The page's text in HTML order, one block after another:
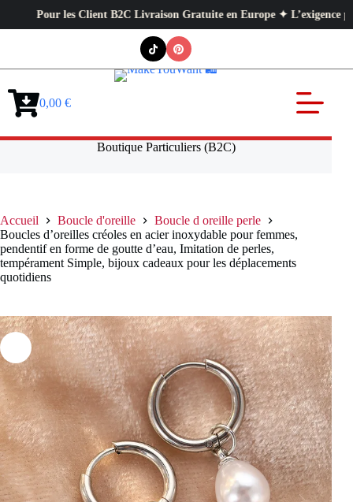
Pour les Client B2C Livraison Gratuite en Europe ✦ L’exigence
Panier0,00 €
Boutique Particuliers (B2C)
Accueil Boucle d'oreille
Boucle d oreille perle
Boucles d’oreilles créoles en acier inoxydable pour femmes,
pendentif en forme de goutte d’eau, Imitation de perles,
tempérament Simple, bijoux cadeaux pour les déplacements
quotidiens